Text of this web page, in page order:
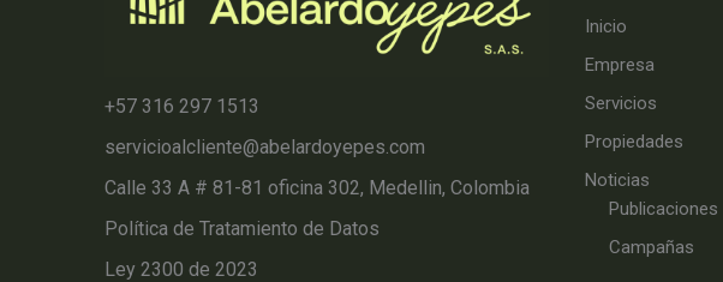
+57 316 297 1513
servicioalcliente@abelardoyepes.com
Calle 33 A # 81-81 oficina 302, Medellin, Colombia
Política de Tratamiento de Datos
Ley 2300 de 2023
Inicio
Empresa
Servicios
Propiedades
Noticias
Publicaciones
Campañas